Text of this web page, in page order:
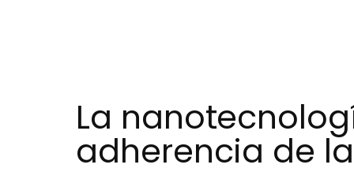
La
adherencia de